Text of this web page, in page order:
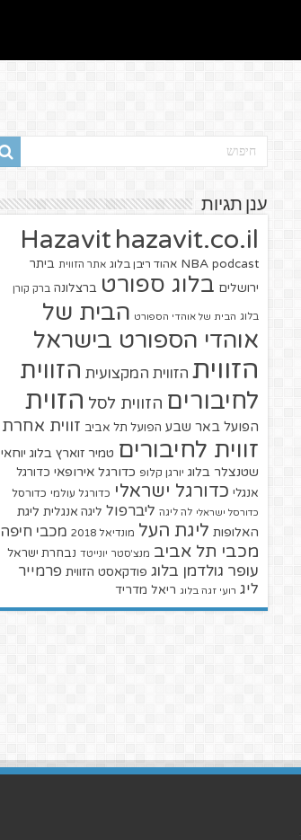
ענן תגיות
Hazavit hazavit.co.il
NBA podcast אהוד ריבן בלוג אתר הזווית ביתר
ירושלים בלוג ספורט ברצלונה ברק קורן
בלוג הבית של אוהדי הספורט הבית של
אוהדי הספורט בישראל
הזווית הזווית המקצועית הזווית
לחיבורים הזווית לסל הזוית
הפועל באר שבע הפועל תל אביב זווית אחרת
זווית לחיבורים טמיר זוארץ בלוג יוחאי
שטנצלר בלוג יורגן קלופ כדורגל אירופאי כדורגל
אנגלי כדורגל ישראלי כדורגל עולמי כדורסל
כדורסל ישראלי לה ליגה ליברפול ליגה אנגלית ליגת
האלופות ליגת העל מונדיאל 2018 מכבי חיפה
מכבי תל אביב מנצ'סטר יונייטד נבחרת ישראל
עופר גולדמן בלוג פודקאסט הזווית פרמייר
ליג רועי זגה בלוג ריאל מדריד